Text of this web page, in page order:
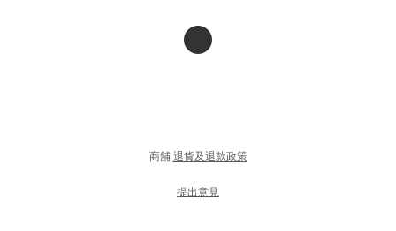
商舖 退貨及退款政策
提出意見